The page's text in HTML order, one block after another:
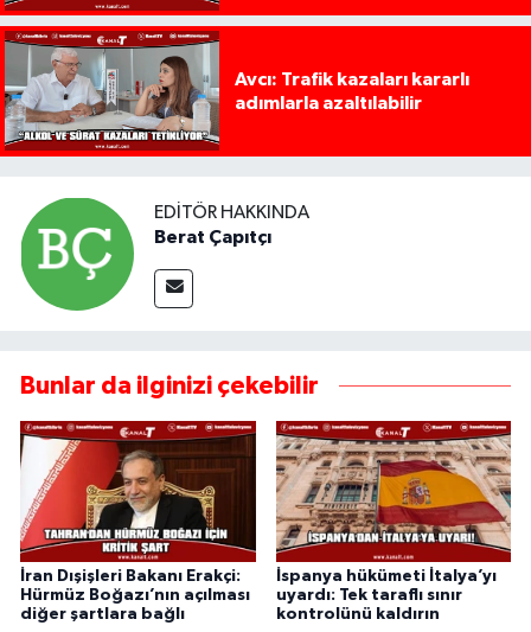
Avcı: Trafik kazaları kararlı
adımlarla azaltılabilir
EDITÖR HAKKINDA
Berat Çapıtçı
Bunlar da ilginizi çekebilir
İran Dışişleri Bakanı Erakçi:
Hürmüz Boğazı’nın açılması
diğer şartlara bağlı
İspanya hükümeti İtalya’yı
uyardı: Tek taraflı sınır
kontrolünü kaldırın